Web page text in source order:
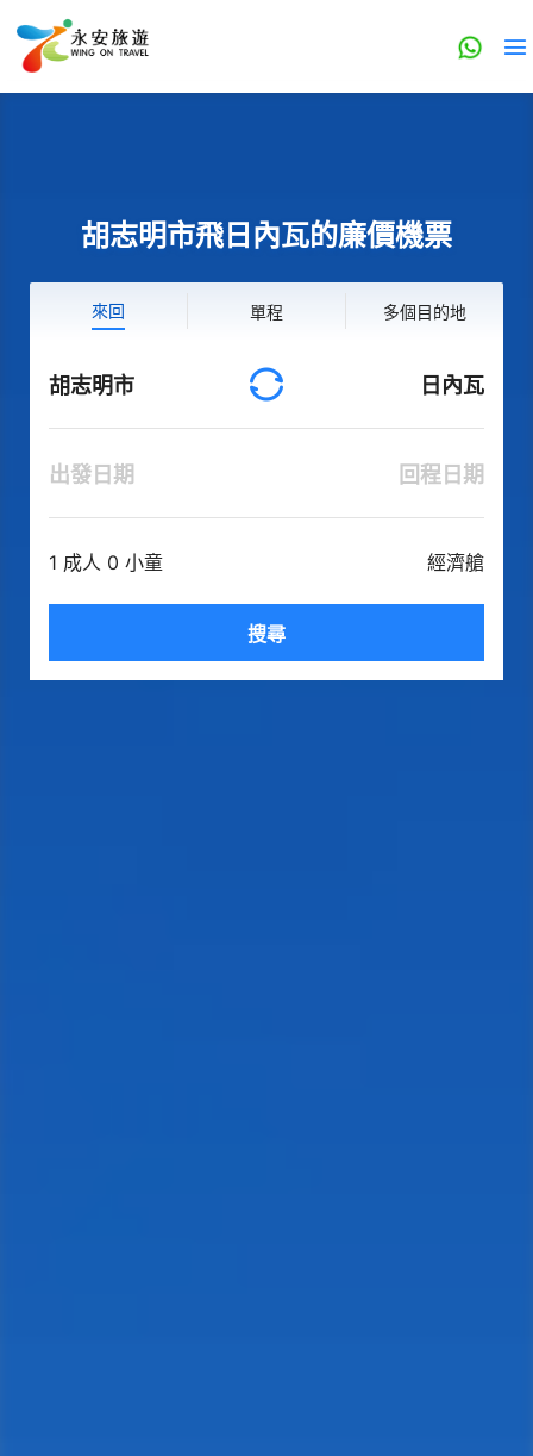
胡志明市飛日內瓦的廉價機票
來回 單程 多個目的地
胡志明市 日內瓦
出發日期 回程日期
1 成人 0 小童 經濟艙
搜尋